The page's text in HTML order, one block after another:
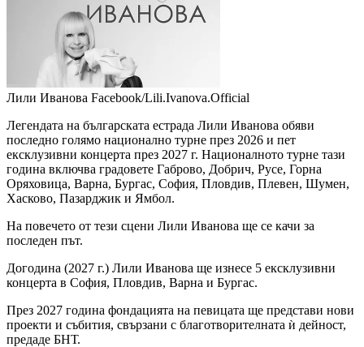
Лили Иванова Facebook/Lili.Ivanova.Official
Легендата на българската естрада Лили Иванова обяви
последно голямо национално турне през 2026 и пет
ексклузивни концерта през 2027 г. Националното турне тази
година включва градовете Габрово, Добрич, Русе, Горна
Оряховица, Варна, Бургас, София, Пловдив, Плевен, Шумен,
Хасково, Пазарджик и Ямбол.
На повечето от тези сцени Лили Иванова ще се качи за
последен път.
Догодина (2027 г.) Лили Иванова ще изнесе 5 ексклузивни
концерта в София, Пловдив, Варна и Бургас.
През 2027 година фондацията на певицата ще представи нови
проекти и събития, свързани с благотворителната ѝ дейност,
предаде БНТ.